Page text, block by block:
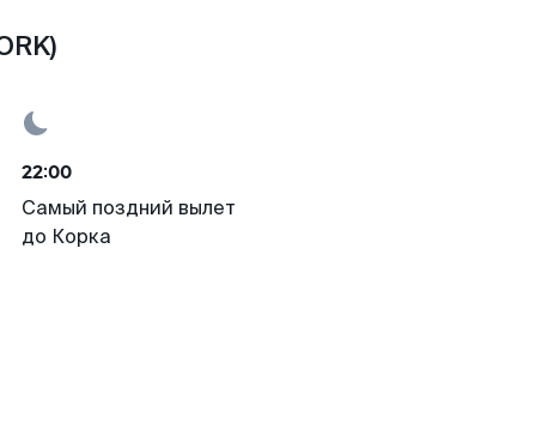
22:00
Самый поздний вылет
до Корка